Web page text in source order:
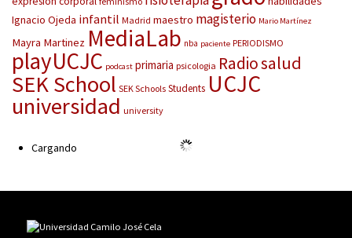
Ignacio Ojeda infantil Madrid maestro magisterio Mario Martínez
Mayra Martinez MediaLab nba paciente PERIODISMO
playUCJC podcast primaria psicologia Radiosalud
SEK School SEK Schools Students UCJC
universidad university
Cargando